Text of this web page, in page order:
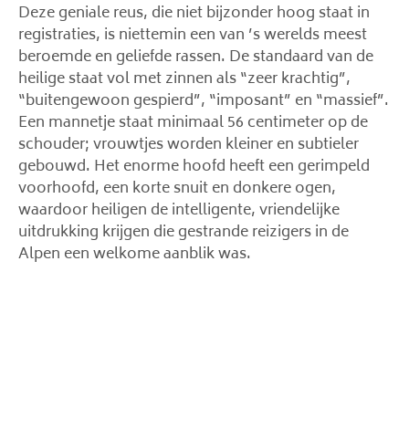
Deze geniale reus, die niet bijzonder hoog staat in
registraties, is niettemin een van ’s werelds meest
beroemde en geliefde rassen. De standaard van de
heilige staat vol met zinnen als “zeer krachtig”,
“buitengewoon gespierd”, “imposant” en “massief”.
Een mannetje staat minimaal 56 centimeter op de
schouder; vrouwtjes worden kleiner en subtieler
gebouwd. Het enorme hoofd heeft een gerimpeld
voorhoofd, een korte snuit en donkere ogen,
waardoor heiligen de intelligente, vriendelijke
uitdrukking krijgen die gestrande reizigers in de
Alpen een welkome aanblik was.